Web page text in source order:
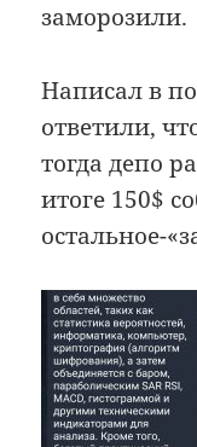
заморозили.
Написал в
ответили,
тогда депо
итоге 150$
остальное-